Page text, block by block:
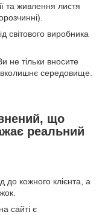
та живлення листя
світового виробника
не тільки вносите
середовище.
що
реальний
до кожного клієнта, а
сайті є